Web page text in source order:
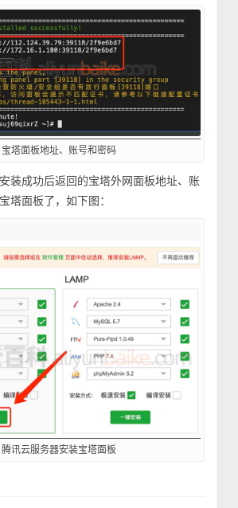
宝塔面板地址、账号和密码
装成功后返回的宝塔外网面板地址、账
塔面板了，如下图：
腾讯云服务器安装宝塔面板